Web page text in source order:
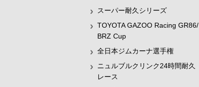
スーパー耐久シリーズ
TOYOTA GAZOO Racing GR86/
BRZ Cup
全日本ジムカーナ選手権
ニュルブルクリンク24時間耐久
レース